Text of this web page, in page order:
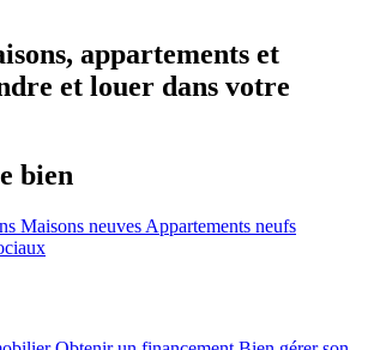
appartements et
et louer dans votre
bien
Maisons neuves Appartements neufs